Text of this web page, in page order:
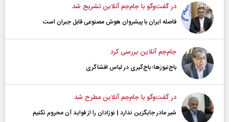
در گفت‌و‌گو با جام‌جم آنلاین تشریح شد
فاصله ایران با پیشرو‌ان هوش مصنوعی قابل جبران است
جام‌جم آنلاین بررسی کرد
باج‌نیوزها؛ باج‌گیری در لباس افشاگری
در گفت‌و‌گو با جام‌جم آنلاین مطرح شد
شیر مادر جایگزین ندارد | نوزادان را از فواید آن محروم نکنیم